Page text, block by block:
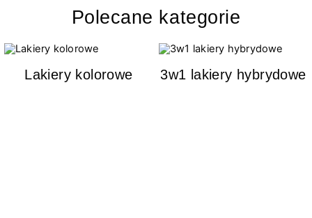
Polecane kategorie
Lakiery kolorowe 3w1 lakiery hybrydowe